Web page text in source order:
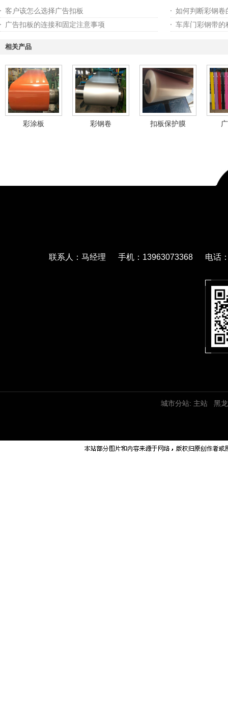
客户该怎么选择广告扣板
如何判断彩钢卷
广告扣板的连接和固定注意事项
车库门彩钢带的
相关产品
彩涂板 彩钢卷 扣板保护膜
联系人：马经理 手机：13963073368 电话
城市分站: 主站 黑